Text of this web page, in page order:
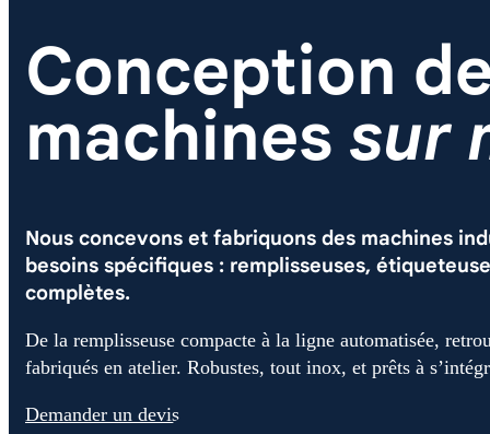
Conception
machines sur
Nous concevons et fabriquons des machines
besoins spécifiques : remplisseuses,
complètes.
De la remplisseuse compacte à la ligne automatisée,
fabriqués en atelier. Robustes, tout inox, et prêts à
Demander un devis